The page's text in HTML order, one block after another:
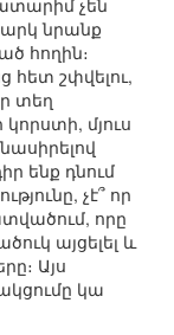
չեն
նրանք
հողին։
հետ շփվելու,
տեղ
մյուս
ենք դնում
չէ՞ որ
որը
այցելել և
Այս
կա